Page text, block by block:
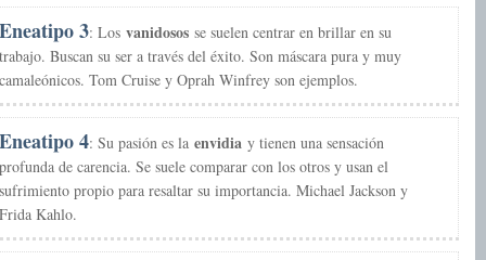
Eneatipo 3: Los vanidosos se suelen centrar en brillar en su
trabajo. Buscan su ser a través del éxito. Son máscara pura y muy
camaleónicos. Tom Cruise y Oprah Winfrey son ejemplos.
Eneatipo 4: Su pasión es la envidia y tienen una sensación
profunda de carencia. Se suele comparar con los otros y usan el
sufrimiento propio para resaltar su importancia. Michael Jackson y
Frida Kahlo.